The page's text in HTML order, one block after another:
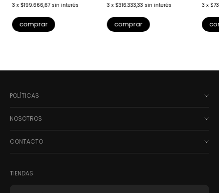
3 x $199.666,67 sin interés
comprar
3 x $316.333,33 sin interés
comprar
3 x
POLÍTICAS
NOSOTROS
CONTACTO
TIENDAS